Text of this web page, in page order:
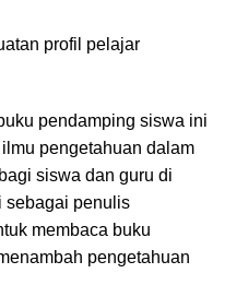
profil pelajar
pendamping siswa ini
pengetahuan dalam
siswa dan guru di
sebagai penulis
membaca buku
pengetahuan